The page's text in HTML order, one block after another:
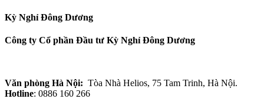
Kỳ Nghỉ Đông Dương
Công ty Cổ phần Đầu tư Kỳ Nghỉ Đông Dương
Văn phòng Hà Nội: Tòa Nhà Helios, 75 Tam Trinh, Hà Nội.
Hotline: 0886 160 266